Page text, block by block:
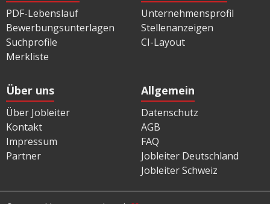
PDF-Lebenslauf
Bewerbungsunterlagen
Suchprofile
Merkliste
Unternehmensprofil
Stellenanzeigen
CI-Layout
Über uns
Über Jobleiter
Kontakt
Impressum
Partner
Allgemein
Datenschutz
AGB
FAQ
Jobleiter Deutschland
Jobleiter Schweiz